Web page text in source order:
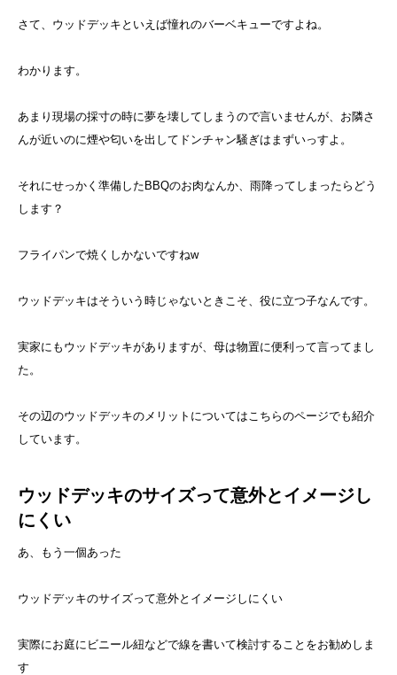
さて、ウッドデッキといえば憧れのバーベキューですよね。
わかります。
あまり現場の採寸の時に夢を壊してしまうので言いませんが、お隣さ
んが近いのに煙や匂いを出してドンチャン騒ぎはまずいっすよ。
それにせっかく準備したBBQのお肉なんか、雨降ってしまったらどう
します？
フライパンで焼くしかないですねw
ウッドデッキはそういう時じゃないときこそ、役に立つ子なんです。
実家にもウッドデッキがありますが、母は物置に便利って言ってまし
た。
その辺のウッドデッキのメリットについてはこちらのページでも紹介
しています。
ウッドデッキのサイズって意外とイメージし
にくい
あ、もう一個あった
ウッドデッキのサイズって意外とイメージしにくい
実際にお庭にビニール紐などで線を書いて検討することをお勧めしま
す